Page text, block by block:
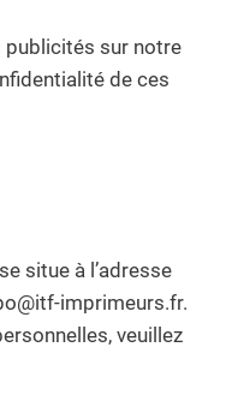
publicités sur notre
de ces
situe à l’adresse
imprimeurs.fr.
veuillez